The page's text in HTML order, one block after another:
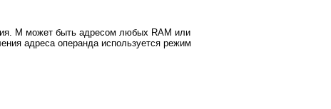
M может быть адресом любых RAM или
адреса операнда используется режим